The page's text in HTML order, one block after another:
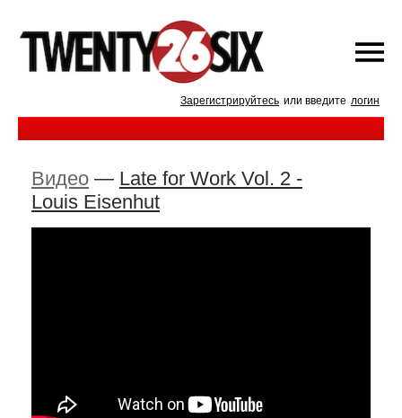
Зарегистрируйтесь или введите логин
Видео — Late for Work Vol. 2 -
Louis Eisenhut